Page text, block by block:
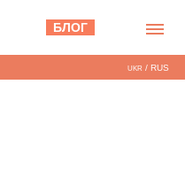
БЛОГ
UKR / RUS